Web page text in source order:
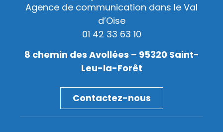
Agence de communication dans le Val
d’Oise
01 42 33 63 10
8 chemin des Avollées – 95320 Saint-
Leu-la-Forêt
Contactez-nous